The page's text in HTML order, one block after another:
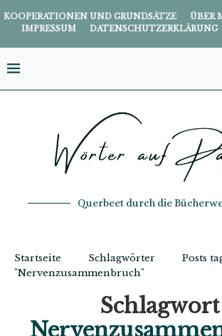
KOOPERATIONEN UND GRUNDSÄTZE ÜBER
IMPRESSUM
DATENSCHUTZERKLÄRUNG
Querbeet durch die
Startseite Schlagwörter
Posts
"Nervenzusammenbruch"
Schlagwort